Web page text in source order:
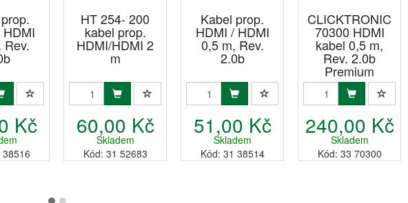
Rev.
Kč
38516
HT 254- 200
kabel prop.
HDMI/HDMI 2
m
60,00 Kč
Skladem
Kód: 31 52683
Kabel prop.
HDMI / HDMI
0,5 m, Rev.
2.0b
51,00 Kč
Skladem
Kód: 31 38514
CLICKTRONIC
70300 HDMI
kabel 0,5 m,
Rev. 2.0b
Premium
240,00 Kč
Skladem
Kód: 33 70300